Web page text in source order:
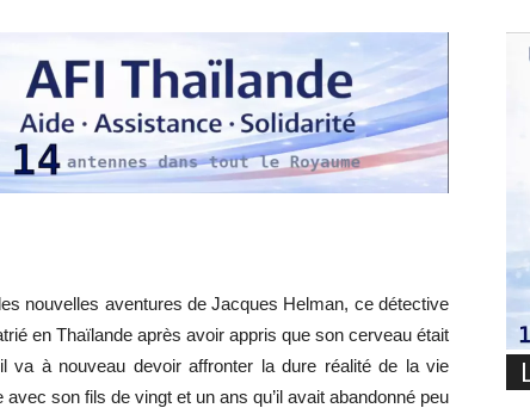
Thaïlande
nouvelles aventures de Jacques Helman, ce détective
en Thaïlande après avoir appris que son cerveau était
va à nouveau devoir affronter la dure réalité de la vie
son fils de vingt et un ans qu’il avait abandonné peu